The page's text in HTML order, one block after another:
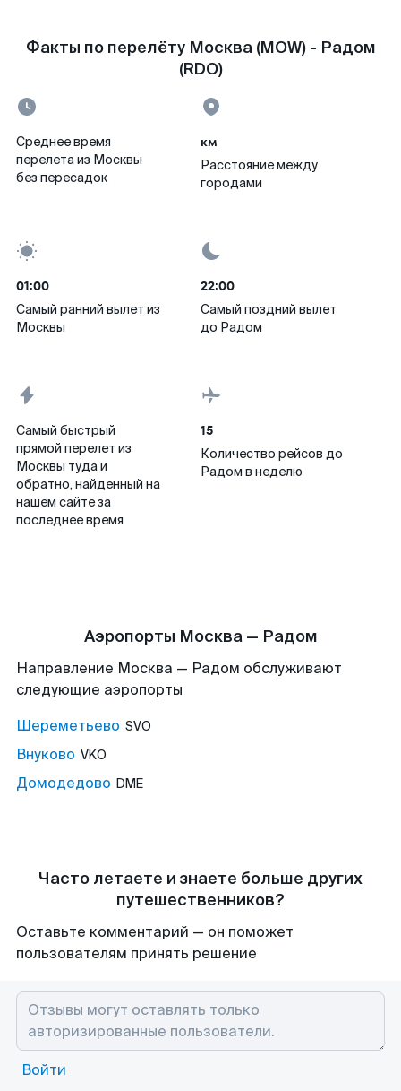
Факты по перелёту Москва (MOW) - Радом
(RDO)
Среднее время
перелета из Москвы
без пересадок
км
Расстояние между
городами
01:00
Самый ранний вылет из
Москвы
22:00
Самый поздний вылет
до Радом
Самый быстрый
прямой перелет из
Москвы туда и
обратно, найденный на
нашем сайте за
последнее время
15
Количество рейсов до
Радом в неделю
Аэропорты Москва — Радом
Направление Москва — Радом обслуживают
следующие аэропорты
Шереметьево SVO
Внуково VKO
Домодедово DME
Часто летаете и знаете больше других
путешественников?
Оставьте комментарий — он поможет
пользователям принять решение
Войти